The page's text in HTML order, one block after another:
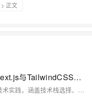
> 正文
构建高性能图像处理Web应用：Next.js与TailwindCSS实践
本文分享了构建在线图像黑白转换工具的技术实践，涵盖技术栈选择、架构设计与性能优化。项目采用Next.js提供优秀的SSR性能和SEO支持，TailwindCSS加速UI开发，WebAssembly实现高性能图像处理算法。通过渐进式处理、WebWorker隔离及内存管理等策略，解决大图像处理性能瓶颈，并确保跨浏览器兼容性和移动设备优化。实际应用案例展示了其即时处理、高质量输出和客户端隐私保护等特点。未来计划引入WebGPU加速、AI增强等功能，进一步提升用户体验。此技术栈为Web图像处理应用提供了高效可行的解决方案。